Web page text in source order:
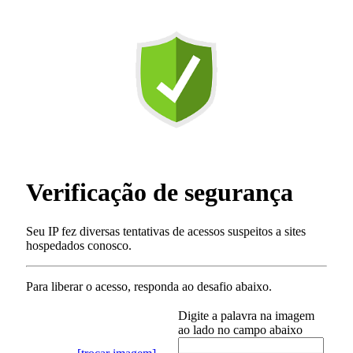
Verificação de segurança
Seu IP fez diversas tentativas de acessos suspeitos a sites
hospedados conosco.
Para liberar o acesso, responda ao desafio abaixo.
Digite a palavra na imagem
ao lado no campo abaixo